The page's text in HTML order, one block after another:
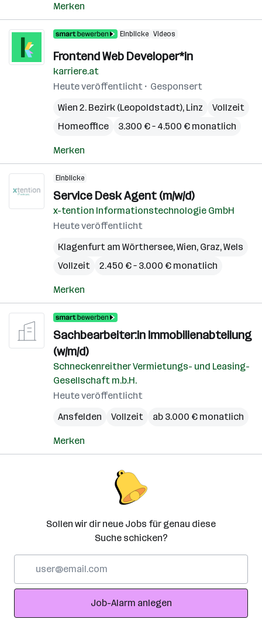
Merken
Einblicke Videos
Frontend Web Developer*in
karriere.at
Heute veröffentlicht
Gesponsert
Wien 2. Bezirk (Leopoldstadt), Linz
Vollzeit
Homeoffice
3.300 € – 4.500 € monatlich
Merken
Einblicke
Service Desk Agent (m/w/d)
x-tention Informationstechnologie GmbH
Heute veröffentlicht
Klagenfurt am Wörthersee,Wien, Graz,Wels
Vollzeit
2.450 € – 3.000 € monatlich
Merken
Sachbearbeiter:in Immobilienabteilung
(w/m/d)
Schneckenreither Vermietungs- und Leasing-
Gesellschaft m.b.H.
Heute veröffentlicht
Ansfelden
Vollzeit ab 3.000 € monatlich
Merken
Sollen wir dir neue Jobs für genau diese
Suche schicken?
Adresse
Job-Alarm anlegen